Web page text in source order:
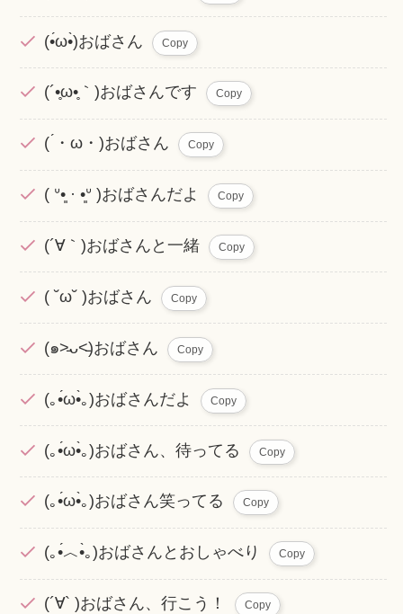
(•́ω•̀)おばさん Copy
(´•̥ω•̥｀)おばさんです Copy
( ́・ω・)おばさん Copy
( ᐡ•͈ · •͈ᐡ )おばさんだよ Copy
(´∀｀)おばさんと一緒 Copy
( ˘ω˘ )おばさん Copy
(๑˃̵ᴗ˂̵)おばさん Copy
(｡•́ω•̀｡)おばさんだよ Copy
(｡•́ω•̀｡)おばさん、待ってる Copy
(｡•́ω•̀｡)おばさん笑ってる Copy
(｡•́︿•̀｡)おばさんとおしゃべり Copy
(´∀` )おばさん、行こう！ Copy